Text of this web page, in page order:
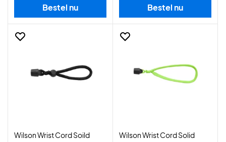
Bestel nu Bestel nu
Wilson Wrist Cord Soild
Wilson Wrist Cord Solid